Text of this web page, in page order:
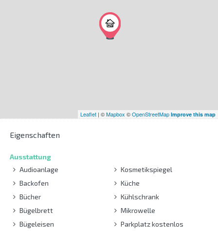
Leaflet | ©Mapbox ©OpenStreetMap Improve this map
Eigenschaften
Ausstattung
Audioanlage
Backofen
Bücher
Bügelbrett
Bügeleisen
Kosmetikspiegel
Küche
Kühlschrank
Mikrowelle
Parkplatz kostenlos